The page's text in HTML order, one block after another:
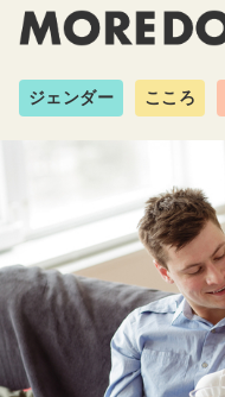
ジェンダー こころ